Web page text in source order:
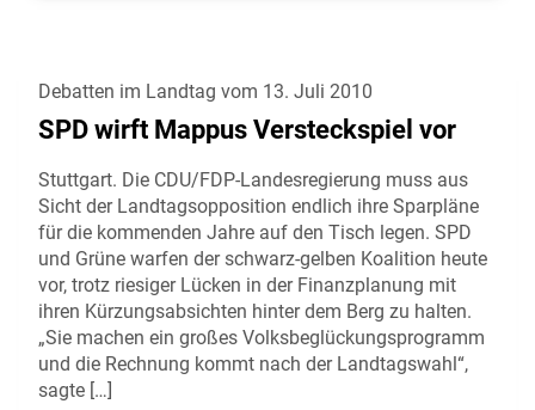
Debatten im Landtag vom 13. Juli 2010
SPD wirft Mappus Versteckspiel vor
Stuttgart. Die CDU/FDP-Landesregierung muss aus
Sicht der Landtagsopposition endlich ihre Sparpläne
für die kommenden Jahre auf den Tisch legen. SPD
und Grüne warfen der schwarz-gelben Koalition heute
vor, trotz riesiger Lücken in der Finanzplanung mit
ihren Kürzungsabsichten hinter dem Berg zu halten.
„Sie machen ein großes Volksbeglückungsprogramm
und die Rechnung kommt nach der Landtagswahl“,
sagte […]